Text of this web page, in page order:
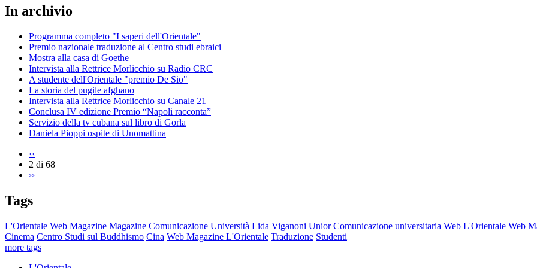
In archivio
Programma completo "I saperi dell'Orientale"
Premio nazionale traduzione al Centro studi ebraici
Mostra alla casa di Goethe
Intervista alla Rettrice Morlicchio su Radio CRC
A studente dell'Orientale "premio De Sio"
La storia del pugile afghano
Intervista alla Rettrice Morlicchio su Canale 21
Conclusa IV edizione Premio “Napoli racconta”
Servizio della tv cubana sul libro di Gorla
Daniela Pioppi ospite di Unomattina
‹‹
2 di 68
››
Tags
L'Orientale Web Magazine Magazine Comunicazione Università Lida Viganoni Unior Comunicazione universitaria Web L'Orientale Web
Cinema Centro Studi sul Buddhismo Cina Web Magazine L'Orientale Traduzione Studenti
more tags